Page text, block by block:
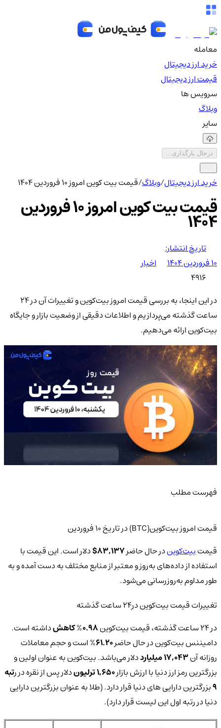
معامله
خرید ارز دیجیتال
قیمت ارز دیجیتال
سرویس ها
وبلاگ
سایر
درحال بارگذاری...
خرید ارز دیجیتال/وبلاگ/قیمت بیت کوین امروز ۱۰ فروردین ۱۴۰۴
قیمت بیت کوین امروز ۱۰ فروردین
۱۴۰۴
تاریخ انتشار:
۱۰ فروردین ۱۴۰۴
اخبار
4916
در این اینجا، به بررسی قیمت امروز بیت‌کوین و تغییرات آن در 24
ساعت گذشته می‌پردازیم و اطلاعات دقیقی از وضعیت بازار و جایگاه
بیت‌کوین ارائه می‌دهیم.
فهرست مطلب
قیمت امروز بیت‌کوین(BTC) در تاریخ ۱۰ فروردین
قیمتبیت‌کویندر حال حاضر83,137
$دلار است. این قیمت با
استفاده از داده‌های به‌روز و معتبر از منابع مختلف به دست آمده و به
طور مداوم به‌روزرسانی می‌شود.
تغییرات قیمت بیت‌کوین‌ در24 ساعت گذشته
در 24 ساعت گذشته، قیمت بیت‌کوین
0.98
%کاهشداشته است.
دامیننس بیت‌کوین در حال حاضر61.20% است و حجم معاملات
روزانه آن17,043 میلیارد
دلار می‌باشد. بیت‌کوین به عنوان اولین و
بزرگترین رمز ارز دنیا با ارزش بازار1,650 ترلیون دلار پس از نقره در رتبه
بزرگترین دارایی های دنیا قرار دارد. (طلا به عنوان بزرگترین دارایی
دنیا در رتبه اول این لیست قرار دارد).